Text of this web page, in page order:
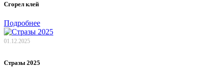
Сгорел клей
Подробнее
01.12.2025
Стразы 2025